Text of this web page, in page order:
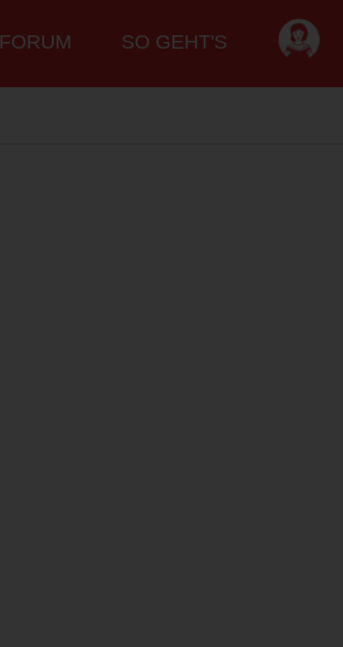
FORUM SO GEHT'S